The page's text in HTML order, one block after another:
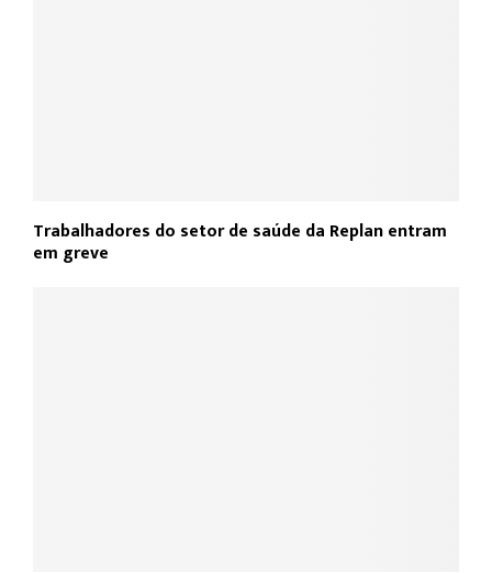
Trabalhadores do setor de saúde da Replan entram
em greve